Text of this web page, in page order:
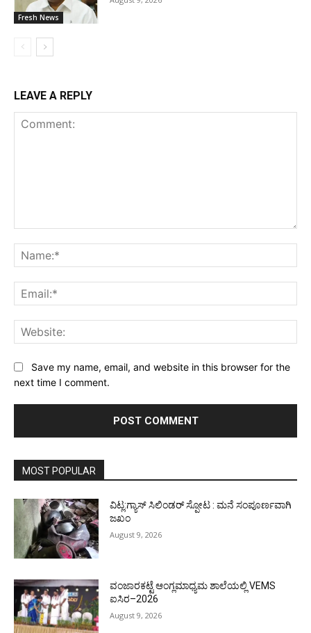
Fresh News
LEAVE A REPLY
Save my name, email, and website in this browser for the
next time I comment.
MOST POPULAR
ವಿಟ್ಲ:ಗ್ಯಾಸ್ ಸಿಲಿಂಡರ್ ಸ್ಪೋಟ : ಮನೆ ಸಂಪೂರ್ಣವಾಗಿ
ಜಖಂ
August 9, 2026
ವಂಜಾರಕಟ್ಟೆ ಆಂಗ್ಲಮಾಧ್ಯಮ ಶಾಲೆಯಲ್ಲಿ VEMS
ಐಸಿರ–2026
August 9, 2026